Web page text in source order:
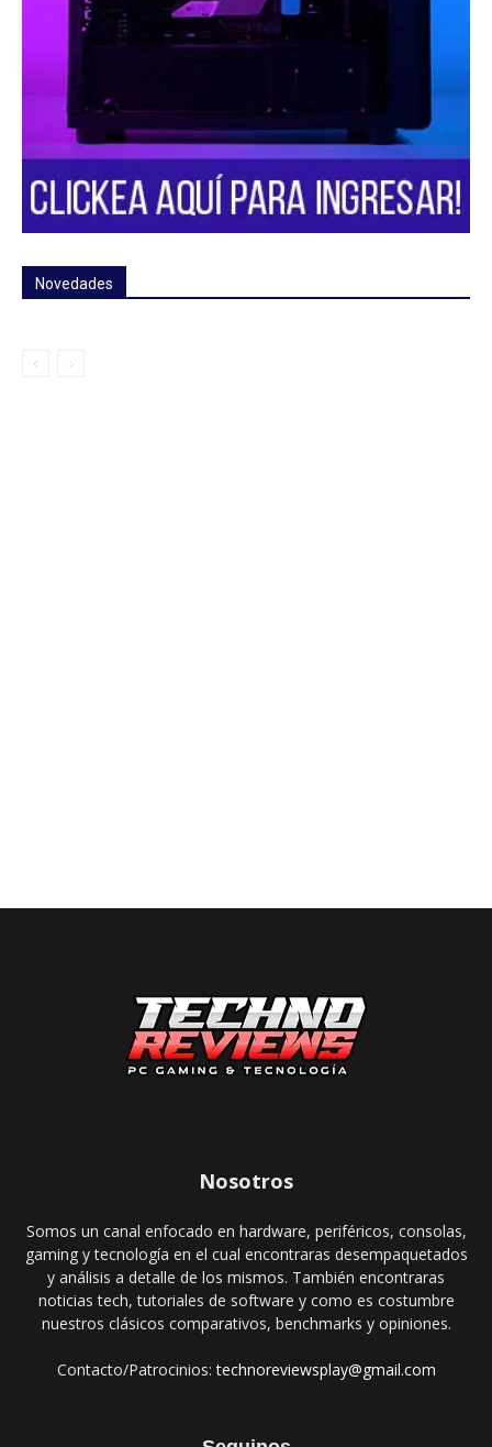
Novedades
Nosotros
Somos un canal enfocado en hardware, periféricos, consolas,
gaming y tecnología en el cual encontraras desempaquetados
y análisis a detalle de los mismos. También encontraras
noticias tech, tutoriales de software y como es costumbre
nuestros clásicos comparativos, benchmarks y opiniones.
Contacto/Patrocinios:technoreviewsplay@gmail.com